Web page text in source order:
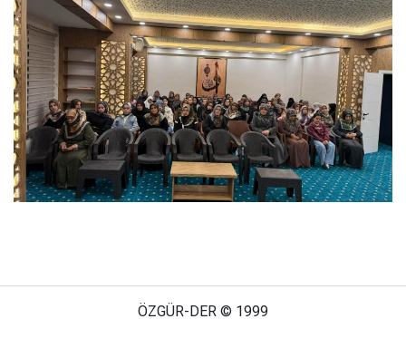
ÖZGÜR-DER © 1999